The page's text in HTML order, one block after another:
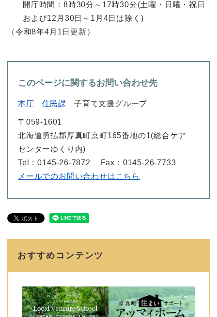
開庁時間：8時30分～17時30分(土曜・日曜・祝日
および12月30日～1月4日は除く)
（令和8年4月1日更新）
このページに関するお問い合わせ先
本庁 住民課 子育て支援グループ
〒059-1601
北海道勇払郡厚真町京町165番地の1(総合ケア
センターゆくり内)
Tel：0145-26-7872
Fax：0145-26-7733
メールでのお問い合わせはこちら
おすすめコンテンツ